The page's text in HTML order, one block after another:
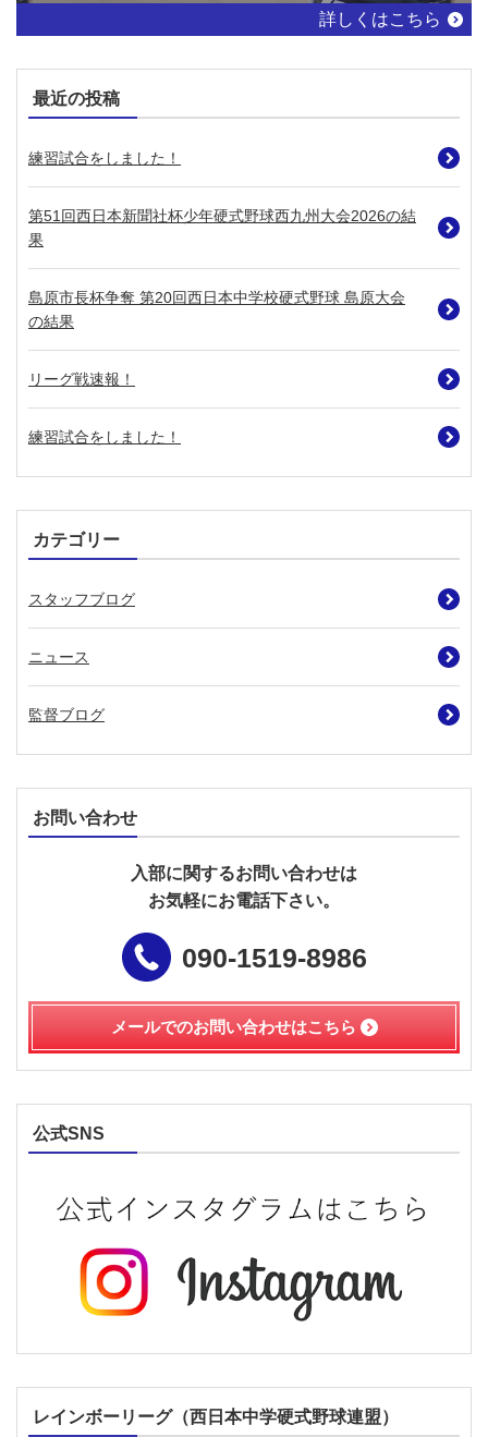
詳しくはこちら
最近の投稿
練習試合をしました！
第51回西日本新聞社杯少年硬式野球西九州大会2026の結
果
島原市長杯争奪 第20回西日本中学校硬式野球 島原大会
の結果
リーグ戦速報！
練習試合をしました！
カテゴリー
スタッフブログ
ニュース
監督ブログ
お問い合わせ
入部に関するお問い合わせは
お気軽にお電話下さい。
090-1519-8986
メールでのお問い合わせはこちら
公式SNS
レインボーリーグ（西日本中学硬式野球連盟）